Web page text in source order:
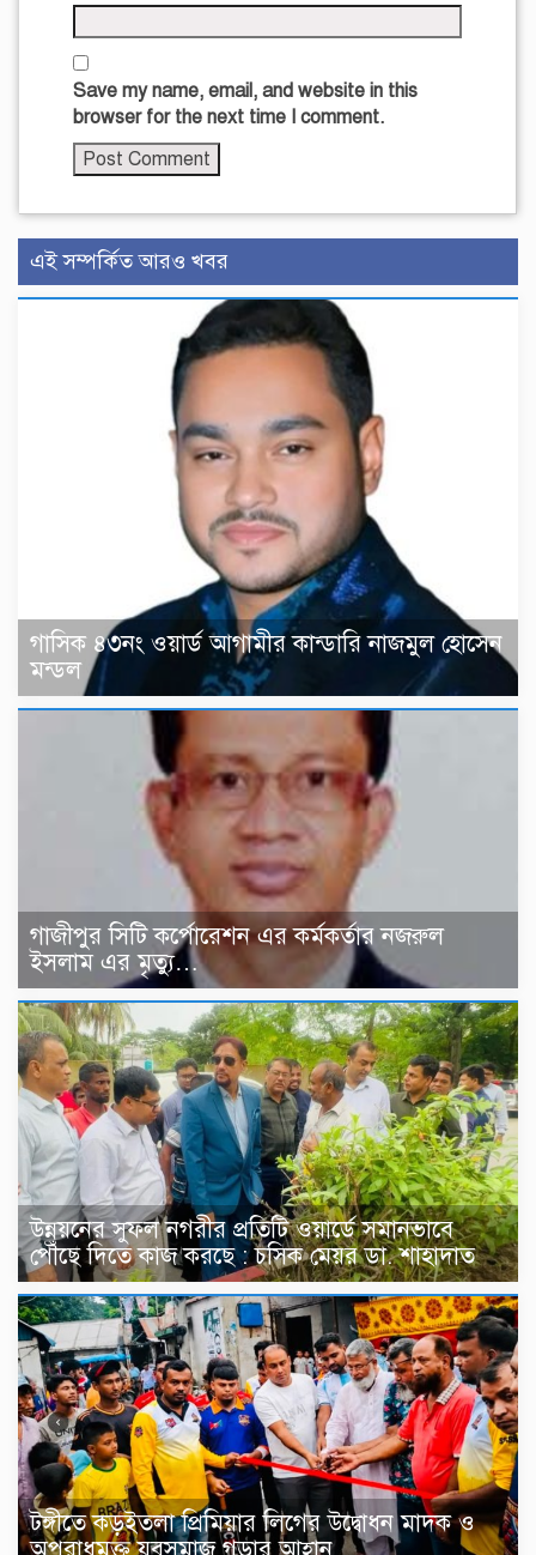
Save my name, email, and website in this
browser for the next time I comment.
এই সম্পর্কিত আরও খবর
গাসিক ৪৩নং ওয়ার্ড আগামীর কান্ডারি নাজমুল হোসেন
মন্ডল
গাজীপুর সিটি কর্পোরেশন এর কর্মকর্তার নজরুল
ইসলাম এর মৃত্যু…
উন্নয়নের সুফল নগরীর প্রতিটি ওয়ার্ডে সমানভাবে
পৌঁছে দিতে কাজ করছে : চসিক মেয়র ডা. শাহাদাত
টঙ্গীতে কড়ইতলা প্রিমিয়ার লিগের উদ্বোধন মাদক ও